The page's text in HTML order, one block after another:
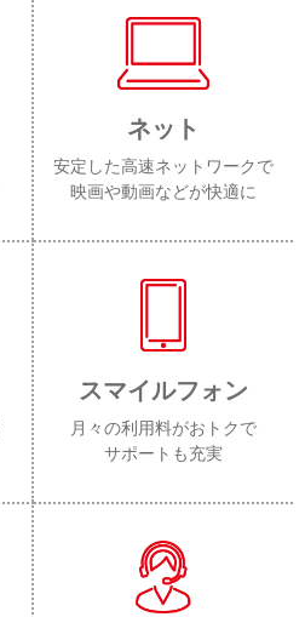
ネット
安定した高速ネットワークで
映画や動画などが快適に
スマイルフォン
月々の利用料がおトクで
サポートも充実